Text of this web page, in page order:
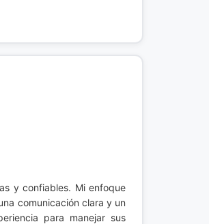
y confiables. Mi enfoque
comunicación clara y un
para manejar sus